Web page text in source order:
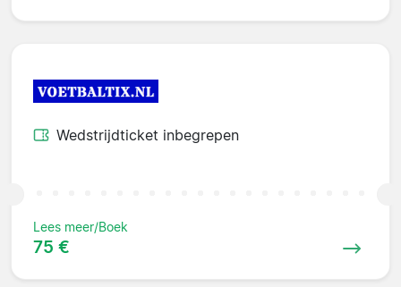
Wedstrijdticket inbegrepen
Lees meer/Boek
75 €